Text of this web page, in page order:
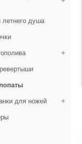
душа
для ножей